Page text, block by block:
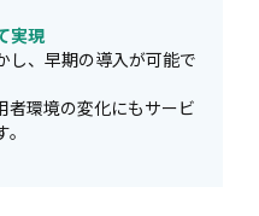
実現
し、早期の導入が可能で
者環境の変化にもサービ